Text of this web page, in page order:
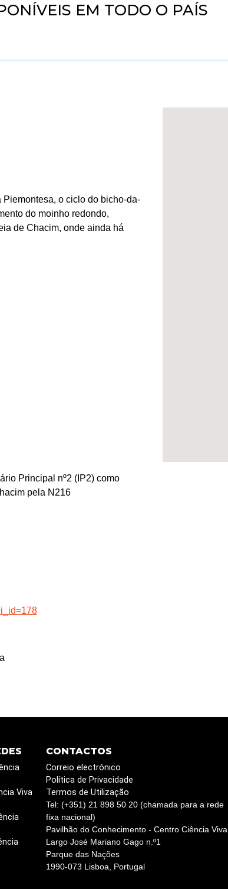
EM TODO O PAÍS
o ciclo do bicho-da-
do moinho redondo,
de Chacim, onde ainda há
Principal nº2 (IP2) como
pela N216
Viva
CONTACTOS
Correio electrónico
Política de Privacidade
Termos de Utilização
Tel: (+351) 21 898 50 20 (chamada para a rede
fixa nacional)
Pavilhão do Conhecimento - Centro Ciência Viva
Largo José Mariano Gago n.º1
Parque das Nações
1990-073 Lisboa, Portugal